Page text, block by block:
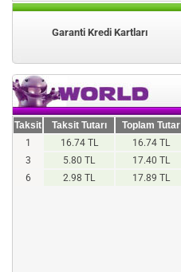
Garanti Kredi Kartları
Taksit Taksit Tutarı
Toplam Tutar
1
16.74 TL
16.74 TL
3
5.80 TL
17.40 TL
6
2.98 TL 17.89 TL